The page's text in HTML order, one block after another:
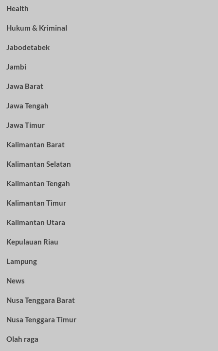
Health
Hukum & Kriminal
Jabodetabek
Jambi
Jawa Barat
Jawa Tengah
Jawa Timur
Kalimantan Barat
Kalimantan Selatan
Kalimantan Tengah
Kalimantan Timur
Kalimantan Utara
Kepulauan Riau
Lampung
News
Nusa Tenggara Barat
Nusa Tenggara Timur
Olah raga